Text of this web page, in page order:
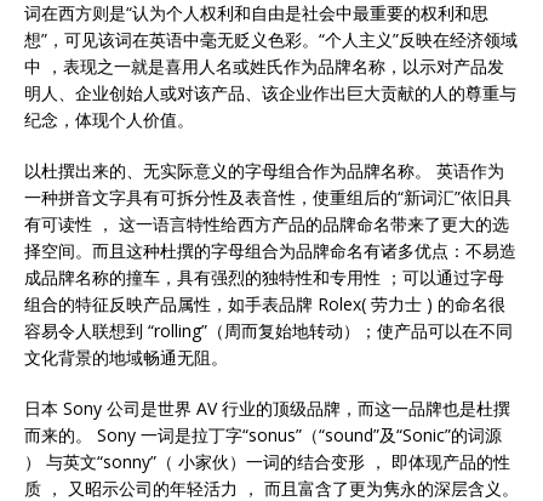
词在西方则是“认为个人权利和自由是社会中最重要的权利和思
想”，可见该词在英语中毫无贬义色彩。“个人主义”反映在经济领域
中 ，表现之一就是喜用人名或姓氏作为品牌名称，以示对产品发
明人、企业创始人或对该产品、该企业作出巨大贡献的人的尊重与
纪念，体现个人价值。
以杜撰出来的、无实际意义的字母组合作为品牌名称。 英语作为
一种拼音文字具有可拆分性及表音性，使重组后的“新词汇”依旧具
有可读性 ， 这一语言特性给西方产品的品牌命名带来了更大的选
择空间。而且这种杜撰的字母组合为品牌命名有诸多优点：不易造
成品牌名称的撞车，具有强烈的独特性和专用性 ；可以通过字母
组合的特征反映产品属性，如手表品牌 Rolex( 劳力士 ) 的命名很
容易令人联想到 “rolling”（周而复始地转动）；使产品可以在不同
文化背景的地域畅通无阻。
日本 Sony 公司是世界 AV 行业的顶级品牌，而这一品牌也是杜撰
而来的。 Sony 一词是拉丁字“sonus”（“sound”及“Sonic”的词源
） 与英文“sonny”（ 小家伙）一词的结合变形 ， 即体现产品的性
质 ， 又昭示公司的年轻活力 ， 而且富含了更为隽永的深层含义。